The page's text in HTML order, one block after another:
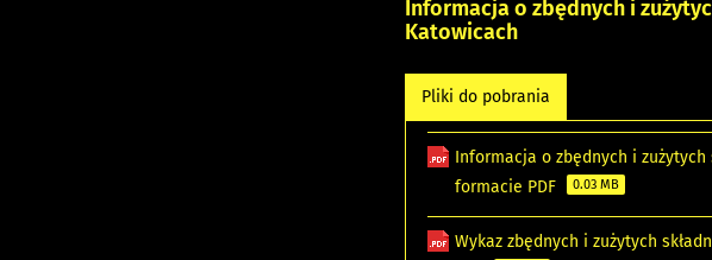
Informacja o zbędnych i
Katowicach
Pliki do pobrania
Informacja o zbędnych i
formacie PDF
0.03 MB
Wykaz zbędnych i zużytych